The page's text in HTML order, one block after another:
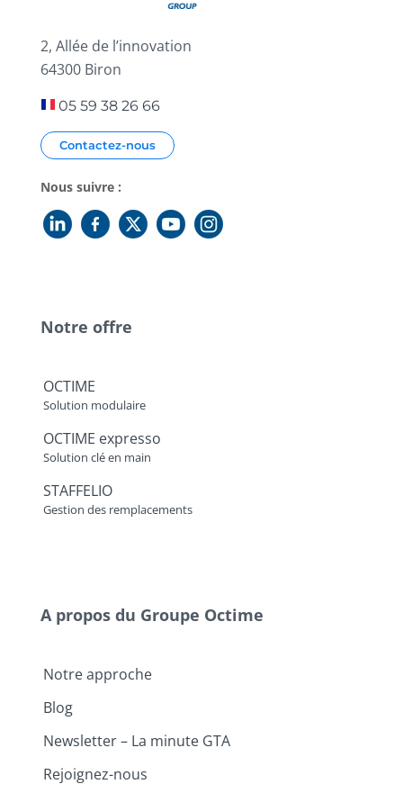
2, Allée de l’innovation
64300 Biron
05 59 38 26 66
Contactez-nous
Nous suivre :
Notre offre
OCTIME
Solution modulaire
OCTIME expresso
Solution clé en main
STAFFELIO
Gestion des remplacements
A propos du Groupe Octime
Notre approche
Blog
Newsletter – La minute GTA
Rejoignez-nous